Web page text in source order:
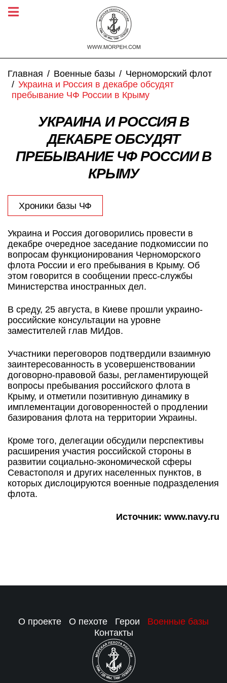
Главная Военные базы
Черноморский флот
Украина и Россия в декабре обсудят
пребывание ЧФ России в Крыму
УКРАИНА И РОССИЯ В
ДЕКАБРЕ ОБСУДЯТ
ПРЕБЫВАНИЕ ЧФ РОССИИ В
КРЫМУ
Хроники базы ЧФ
Украина и Россия договорились провести в
декабре очередное заседание подкомиссии по
вопросам функционирования Черноморского
флота России и его пребывания в Крыму. Об
этом говорится в сообщении пресс-службы
Министерства иностранных дел.
В среду, 25 августа, в Киеве прошли украино-
российские консультации на уровне
заместителей глав МИДов.
Участники переговоров подтвердили взаимную
заинтересованность в усовершенствовании
договорно-правовой базы, регламентирующей
вопросы пребывания российского флота в
Крыму, и отметили позитивную динамику в
имплементации договоренностей о продлении
базирования флота на территории Украины.
Кроме того, делегации обсудили перспективы
расширения участия российской стороны в
развитии социально-экономической сферы
Севастополя и других населенных пунктов, в
которых дислоцируются военные подразделения
флота.
Источник: www.navy.ru
О проекте О пехоте Герои
Военные базы
Контакты